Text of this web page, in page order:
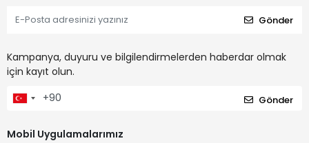
Gönder
Kampanya, duyuru ve bilgilendirmelerden haberdar olmak
için kayıt olun.
Gönder
Mobil Uygulamalarımız